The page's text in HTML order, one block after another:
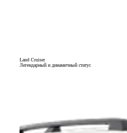
Land Cruiser
Легендарный и динамичный статус